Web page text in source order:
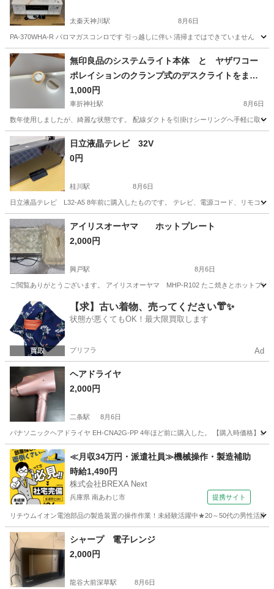
太秦天神川駅 8月6日
PA-370WHA-R パロマガスコンロです 引っ越しに伴い 清掃まではできていません
京都 京都市 太秦天神川駅 生活家電
無印良品のシステムライト本体 と ヤザワコー
ポレイションのクランプ式のデスクライトをまと
めて
1,000円
車折神社駅 8月6日
数年使用しましたが、綺麗な状態です。 配線ダクトを引掛けシーリングへ手軽に取
京都 京都市 車折神社駅 生活家電
日立液晶テレビ 32V
0円
桂川駅 8月6日
日立液晶テレビ L32-A5 8年前に購入したものです。 テレビ、電源コード、リモコン
京都 京都市 桂川駅 テレビ 年季
アイリスオーヤマ ホットプレート
2,000円
興戸駅 8月6日
ご閲覧ありがとうございます。 アイリスオーヤマ MHP-R102 たこ焼きとホットプレ
京都 京田辺市 興戸駅 キッチン家電
【求】古い着物、売ってください👘✨
状態が悪くてもOK！最大限買取します
プリフラ Ad
ヘアドライヤ
2,000円
二条駅 8月6日
パナソニックヘアドライヤ EH-CNA2G-PP 4年ほど前に購入した。 【購入時価格】
京都 京都市 二条駅 美容家電
≪月収34万円・派遣社員≫機械操作・製造補助
時給1,490円
株式会社BREXA Next
兵庫県 南あわじ市 提携サイト
リチウムイオン電池部品の製造装置の操作作業！未経験活躍中★20～50代の男性活
兵庫 南あわじ市 その他
シャープ 電子レンジ
2,000円
龍谷大前深草駅 8月6日